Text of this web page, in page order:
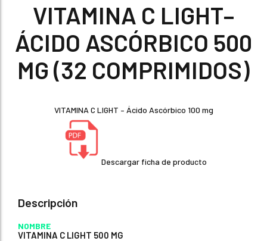
VITAMINA C LIGHT–
ÁCIDO ASCÓRBICO 500
MG (32 COMPRIMIDOS)
VITAMINA C LIGHT – Ácido Ascórbico 100 mg
Descargar ficha de producto
Descripción
NOMBRE
VITAMINA C LIGHT 500 MG